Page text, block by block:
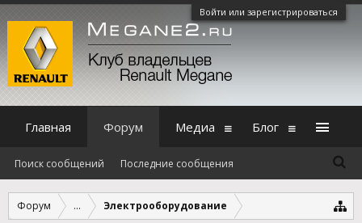
Войти или зарегистрироваться
Форум ... Электрооборудование
Главная Форум
Поиск сообщений Последние сообщения
Медиа Блог